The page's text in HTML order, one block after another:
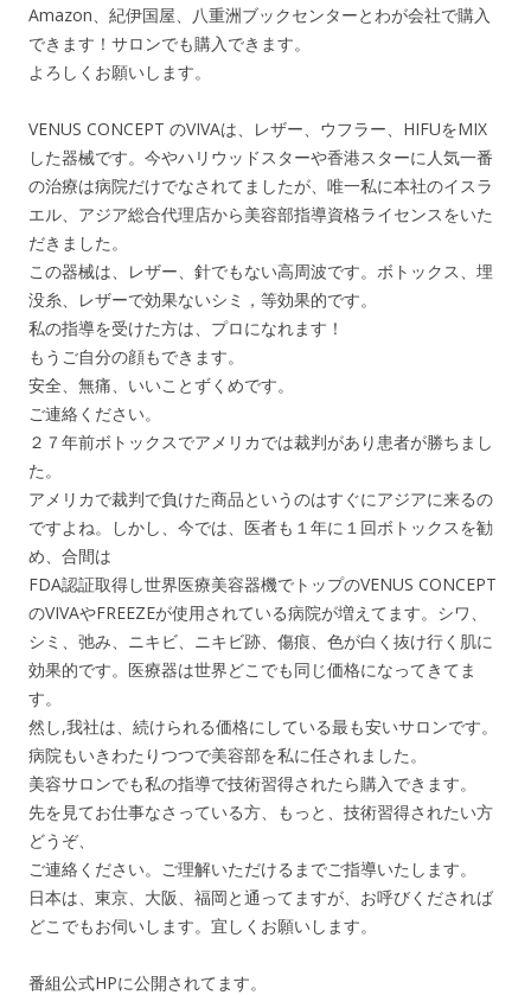
Amazon、紀伊国屋、八重洲ブックセンターとわが会社で購入
できます！サロンでも購入できます。
よろしくお願いします。
VENUS CONCEPT のVIVAは、レザー、ウフラー、HIFUをMIX
した器械です。今やハリウッドスターや香港スターに人気一番
の治療は病院だけでなされてましたが、唯一私に本社のイスラ
エル、アジア総合代理店から美容部指導資格ライセンスをいた
だきました。
この器械は、レザー、針でもない高周波です。ボトックス、埋
没糸、レザーで効果ないシミ，等効果的です。
私の指導を受けた方は、プロになれます！
もうご自分の顔もできます。
安全、無痛、いいことずくめです。
ご連絡ください。
２７年前ボトックスでアメリカでは裁判があり患者が勝ちまし
た。
アメリカで裁判で負けた商品というのはすぐにアジアに来るの
ですよね。しかし、今では、医者も１年に１回ボトックスを勧
め、合間は
FDA認証取得し世界医療美容器機でトップのVENUS CONCEPT
のVIVAやFREEZEが使用されている病院が増えてます。シワ、
シミ、弛み、ニキビ、ニキビ跡、傷痕、色が白く抜け行く肌に
効果的です。医療器は世界どこでも同じ価格になってきてま
す。
然し,我社は、続けられる価格にしている最も安いサロンです。
病院もいきわたりつつで美容部を私に任されました。
美容サロンでも私の指導で技術習得されたら購入できます。
先を見てお仕事なさっている方、もっと、技術習得されたい方
どうぞ、
ご連絡ください。ご理解いただけるまでご指導いたします。
日本は、東京、大阪、福岡と通ってますが、お呼びくだされば
どこでもお伺いします。宜しくお願いします。
番組公式HPに公開されてます。